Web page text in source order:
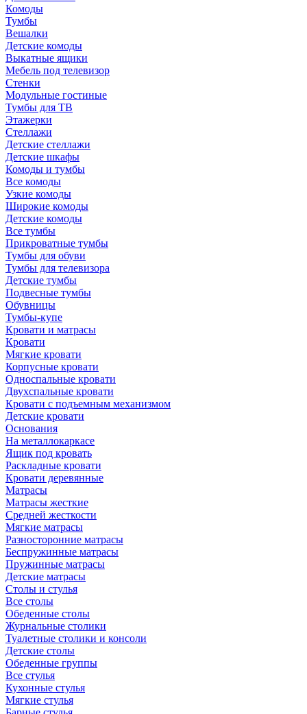
Комоды
Тумбы
Вешалки
Детские комоды
Выкатные ящики
Мебель под телевизор
Стенки
Модульные гостиные
Тумбы для ТВ
Этажерки
Стеллажи
Детские стеллажи
Детские шкафы
Комоды и тумбы
Все комоды
Узкие комоды
Широкие комоды
Детские комоды
Все тумбы
Прикроватные тумбы
Тумбы для обуви
Тумбы для телевизора
Детские тумбы
Подвесные тумбы
Обувницы
Тумбы-купе
Кровати и матрасы
Кровати
Мягкие кровати
Корпусные кровати
Односпальные кровати
Двухспальные кровати
Кровати с подъемным механизмом
Детские кровати
Основания
На металлокаркасе
Ящик под кровать
Раскладные кровати
Кровати деревянные
Матрасы
Матрасы жесткие
Средней жесткости
Мягкие матрасы
Разносторонние матрасы
Беспружинные матрасы
Пружинные матрасы
Детские матрасы
Столы и стулья
Все столы
Обеденные столы
Журнальные столики
Туалетные столики и консоли
Детские столы
Обеденные группы
Все стулья
Кухонные стулья
Мягкие стулья